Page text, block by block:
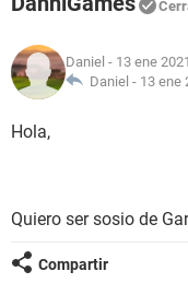
Daniel - 13 ene
Daniel - 13 ene
Hola,
Quiero ser sosio de
Compartir